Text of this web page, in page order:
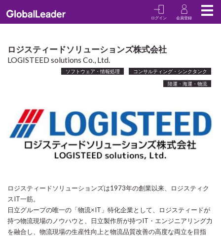
ログイン 会員登録
ロジスティードソリューションズ株式会社
LOGISTEED solutions Co., Ltd.
ソフトウェア・情報処理 コンサルティング・シンクタンク
陸運・海運・物流
ロジスティードソリューションズは1973年の創業以来、ロジスティク
スIT一筋。
日立グループの唯一の「物流×IT」特化企業として、ロジスティードが
持つ物流現場のノウハウと、日立製作所が持つIT・エンジニアリング力
を融合し、物流現場の生産性向上と物流品質改善の高度な両立を目指